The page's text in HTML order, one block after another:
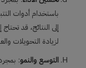
باستخدام أدوات
إلى النتائج، قد
لزيادة التحويلات
التوسع والنمو: